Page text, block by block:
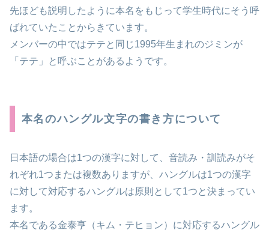
先ほども説明したように本名をもじって学生時代にそう呼
ばれていたことからきています。
メンバーの中ではテテと同じ1995年生まれのジミンが
「テテ」と呼ぶことがあるようです。
本名のハングル文字の書き方について
日本語の場合は1つの漢字に対して、音読み・訓読みがそ
れぞれ1つまたは複数ありますが、ハングルは1つの漢字
に対して対応するハングルは原則として1つと決まってい
ます。
本名である金泰亨（キム・テヒョン）に対応するハングル